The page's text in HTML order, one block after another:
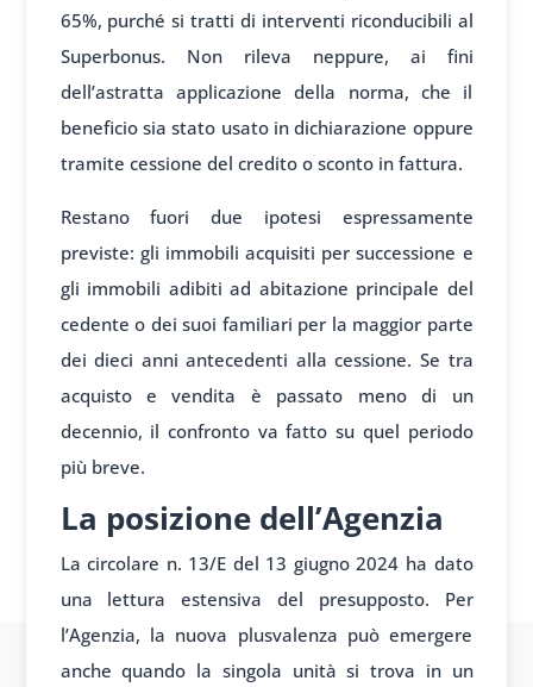
65%, purché si tratti di interventi riconducibili al
Superbonus. Non rileva neppure, ai fini
dell’astratta applicazione della norma, che il
beneficio sia stato usato in dichiarazione oppure
tramite cessione del credito o sconto in fattura.
Restano fuori due ipotesi espressamente
previste: gli immobili acquisiti per successione e
gli immobili adibiti ad abitazione principale del
cedente o dei suoi familiari per la maggior parte
dei dieci anni antecedenti alla cessione. Se tra
acquisto e vendita è passato meno di un
decennio, il confronto va fatto su quel periodo
più breve.
La posizione dell’Agenzia
La circolare n. 13/E del 13 giugno 2024 ha dato
una lettura estensiva del presupposto. Per
l’Agenzia, la nuova plusvalenza può emergere
anche quando la singola unità si trova in un